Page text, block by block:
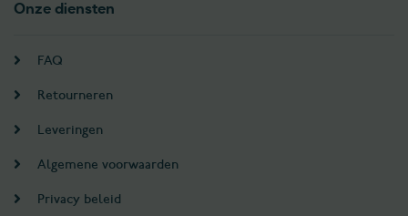
Onze diensten
FAQ
Retourneren
Leveringen
Algemene voorwaarden
Privacy beleid